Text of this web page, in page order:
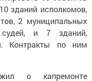
зданий исполкомов,
2 муниципальных
и 7 зданий,
Контракты по ним
о капремонте